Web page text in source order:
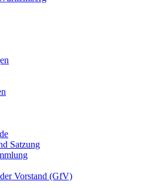
Satzung
Vorstand (GfV)